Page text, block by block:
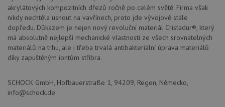
akrylátových kompozitních dřezů ročně po celém světě. Firma však
nikdy nechtěla usnout na vavřínech, proto jde vývojově stále
dopředu. Důkazem je nejen nový revoluční materiál Cristadur®, který
má absolutně nejlepší mechanické vlastnosti ze všech srovnatelných
materiálů na trhu, ale i třeba trvalá antibakteriální úprava materiálů
díky zapuštěným iontům stříbra.
SCHOCK GmbH, Hofbauerstraße 1, 94209, Regen, Německo,
info@schock.de